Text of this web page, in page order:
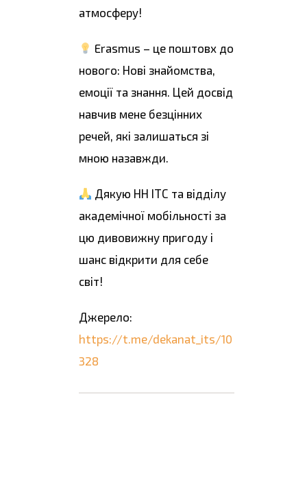
атмосферу!
Erasmus – це поштовх до
нового: Нові знайомства,
емоції та знання. Цей досвід
навчив мене безцінних
речей, які залишаться зі
мною назавжди.
Дякую НН ІТС та відділу
академічної мобільності за
цю дивовижну пригоду і
шанс відкрити для себе
світ!
Джерело:
https://t.me/dekanat_its/10
328